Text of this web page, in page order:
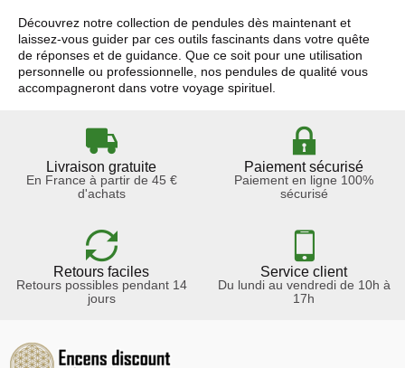
Découvrez notre collection de pendules dès maintenant et
laissez-vous guider par ces outils fascinants dans votre quête
de réponses et de guidance. Que ce soit pour une utilisation
personnelle ou professionnelle, nos pendules de qualité vous
accompagneront dans votre voyage spirituel.
Livraison gratuite
En France à partir de 45 €
d'achats
Paiement sécurisé
Paiement en ligne 100%
sécurisé
Retours faciles
Retours possibles pendant 14
jours
Service client
Du lundi au vendredi de 10h à
17h